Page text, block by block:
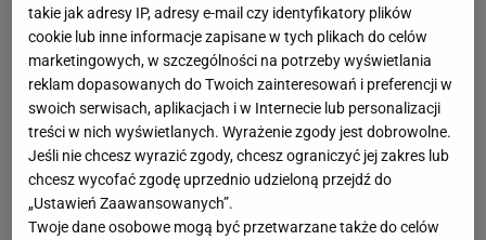
takie jak adresy IP, adresy e-mail czy identyfikatory plików
cookie lub inne informacje zapisane w tych plikach do celów
marketingowych, w szczególności na potrzeby wyświetlania
reklam dopasowanych do Twoich zainteresowań i preferencji w
swoich serwisach, aplikacjach i w Internecie lub personalizacji
treści w nich wyświetlanych. Wyrażenie zgody jest dobrowolne.
Jeśli nie chcesz wyrazić zgody, chcesz ograniczyć jej zakres lub
chcesz wycofać zgodę uprzednio udzieloną przejdź do
„Ustawień Zaawansowanych”.
Twoje dane osobowe mogą być przetwarzane także do celów